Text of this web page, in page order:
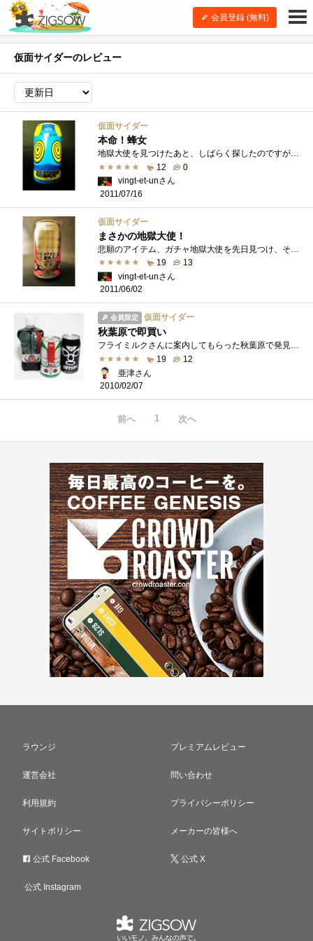
会員登録 (無料)
仮面サイダーのレビュー
仮面サイダー
本命！蜂女
地獄大使を見つけたあと、しばらく探したのですが出会う事が出来なかった蜂女サイダー。アリオ札幌内のベビーザらスで最後の1本をゲット。こ�...
12
0
vingt-et-unさん
2011/07/16
仮面サイダー
まさかの地獄大使！
19
13
vingt-et-unさん
2011/06/02
会員限定 仮面サイダー
秋葉原で即買い
フライミルクさんに案内してもらった秋葉原で発見。これから新幹線で大阪へ戻ろうという時に荷物になることも厭わず３本即買いです（笑）大�...
19
12
亜津さん
2010/02/07
前へ 1 次へ
ラウンジ プレミアムレビュー
運営会社 問い合わせ
利用規約 プライバシーポリシー
サイトポリシー メーカーの皆様へ
公式 Facebook 公式 X
公式 Instagram